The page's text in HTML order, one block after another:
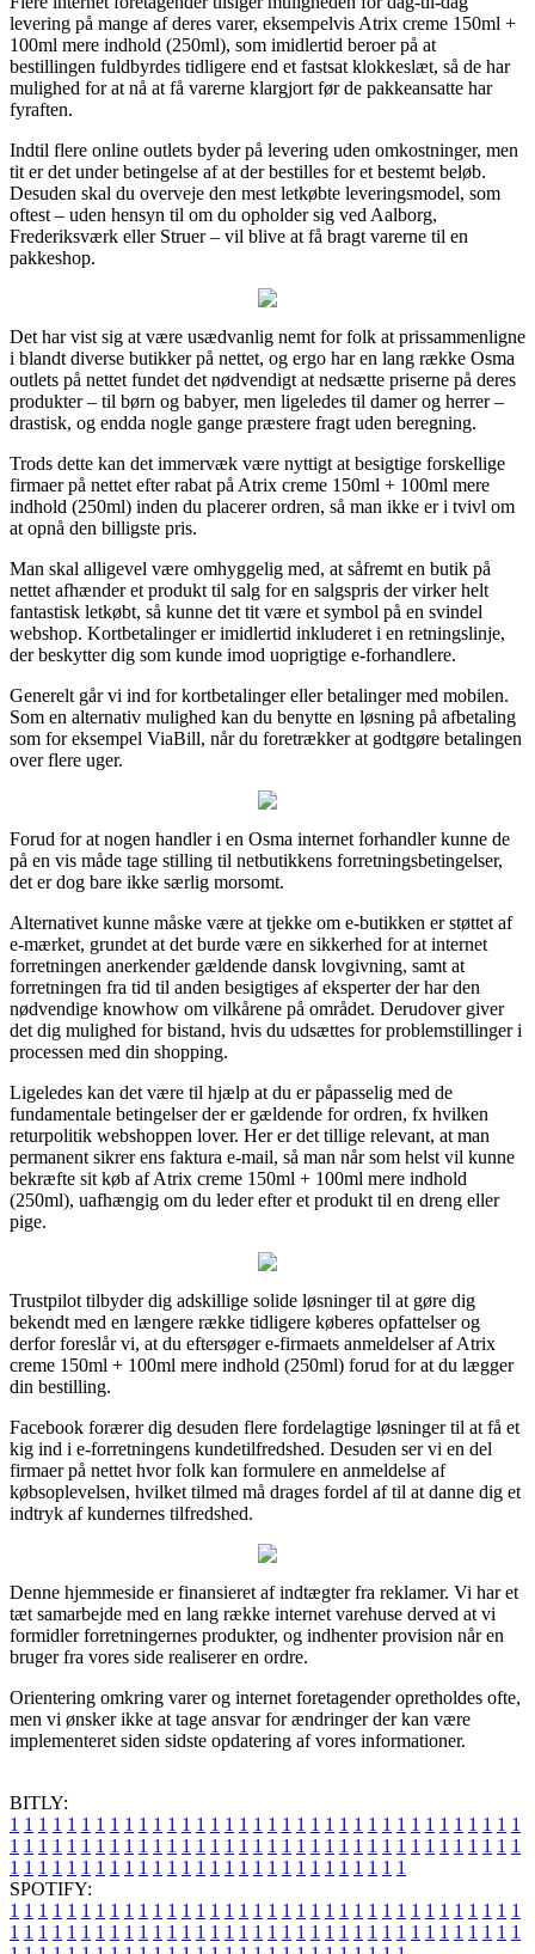
levering på mange af deres varer, eksempelvis Atrix creme 150ml +
100ml mere indhold (250ml), som imidlertid beroer på at
bestillingen fuldbyrdes tidligere end et fastsat klokkeslæt, så de har
mulighed for at nå at få varerne klargjort før de pakkeansatte har
fyraften.
Indtil flere online outlets byder på levering uden omkostninger, men
tit er det under betingelse af at der bestilles for et bestemt beløb.
Desuden skal du overveje den mest letkøbte leveringsmodel, som
oftest – uden hensyn til om du opholder sig ved Aalborg,
Frederiksværk eller Struer – vil blive at få bragt varerne til en
pakkeshop.
Det har vist sig at være usædvanlig nemt for folk at prissammenligne
i blandt diverse butikker på nettet, og ergo har en lang række Osma
outlets på nettet fundet det nødvendigt at nedsætte priserne på deres
produkter – til børn og babyer, men ligeledes til damer og herrer –
drastisk, og endda nogle gange præstere fragt uden beregning.
Trods dette kan det immervæk være nyttigt at besigtige forskellige
firmaer på nettet efter rabat på Atrix creme 150ml + 100ml mere
indhold (250ml) inden du placerer ordren, så man ikke er i tvivl om
at opnå den billigste pris.
Man skal alligevel være omhyggelig med, at såfremt en butik på
nettet afhænder et produkt til salg for en salgspris der virker helt
fantastisk letkøbt, så kunne det tit være et symbol på en svindel
webshop. Kortbetalinger er imidlertid inkluderet i en retningslinje,
der beskytter dig som kunde imod uoprigtige e-forhandlere.
Generelt går vi ind for kortbetalinger eller betalinger med mobilen.
Som en alternativ mulighed kan du benytte en løsning på afbetaling
som for eksempel ViaBill, når du foretrækker at godtgøre betalingen
over flere uger.
Forud for at nogen handler i en Osma internet forhandler kunne de
på en vis måde tage stilling til netbutikkens forretningsbetingelser,
det er dog bare ikke særlig morsomt.
Alternativet kunne måske være at tjekke om e-butikken er støttet af
e-mærket, grundet at det burde være en sikkerhed for at internet
forretningen anerkender gældende dansk lovgivning, samt at
forretningen fra tid til anden besigtiges af eksperter der har den
nødvendige knowhow om vilkårene på området. Derudover giver
det dig mulighed for bistand, hvis du udsættes for problemstillinger i
processen med din shopping.
Ligeledes kan det være til hjælp at du er påpasselig med de
fundamentale betingelser der er gældende for ordren, fx hvilken
returpolitik webshoppen lover. Her er det tillige relevant, at man
permanent sikrer ens faktura e-mail, så man når som helst vil kunne
bekræfte sit køb af Atrix creme 150ml + 100ml mere indhold
(250ml), uafhængig om du leder efter et produkt til en dreng eller
pige.
Trustpilot tilbyder dig adskillige solide løsninger til at gøre dig
bekendt med en længere række tidligere køberes opfattelser og
derfor foreslår vi, at du eftersøger e-firmaets anmeldelser af Atrix
creme 150ml + 100ml mere indhold (250ml) forud for at du lægger
din bestilling.
Facebook forærer dig desuden flere fordelagtige løsninger til at få et
kig ind i e-forretningens kundetilfredshed. Desuden ser vi en del
firmaer på nettet hvor folk kan formulere en anmeldelse af
købsoplevelsen, hvilket tilmed må drages fordel af til at danne dig et
indtryk af kundernes tilfredshed.
Denne hjemmeside er finansieret af indtægter fra reklamer. Vi har et
tæt samarbejde med en lang række internet varehuse derved at vi
formidler forretningernes produkter, og indhenter provision når en
bruger fra vores side realiserer en ordre.
Orientering omkring varer og internet foretagender opretholdes ofte,
men vi ønsker ikke at tage ansvar for ændringer der kan være
implementeret siden sidste opdatering af vores informationer.
BITLY:
1 1 1 1 1 1 1 1 1 1 1 1 1 1 1 1 1 1 1 1 1 1 1 1 1 1 1 1 1 1 1 1 1 1 1 1
1 1 1 1 1 1 1 1 1 1 1 1 1 1 1 1 1 1 1 1 1 1 1 1 1 1 1 1 1 1 1 1 1 1 1 1
1 1 1 1 1 1 1 1 1 1 1 1 1 1 1 1 1 1 1 1 1 1 1 1 1 1 1 1
SPOTIFY:
1 1 1 1 1 1 1 1 1 1 1 1 1 1 1 1 1 1 1 1 1 1 1 1 1 1 1 1 1 1 1 1 1 1 1 1
1 1 1 1 1 1 1 1 1 1 1 1 1 1 1 1 1 1 1 1 1 1 1 1 1 1 1 1 1 1 1 1 1 1 1 1